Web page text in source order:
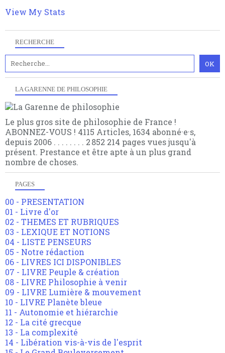
RECHERCHE
LA GARENNE DE PHILOSOPHIE
Le plus gros site de philosophie de France !
ABONNEZ-VOUS ! 4115 Articles, 1634 abonné·e·s,
depuis 2006 . . . . . . . . 2 852 214 pages vues jusqu'à
présent. Prestance et être apte à un plus grand
nombre de choses.
PAGES
00 - PRESENTATION
01 - Livre d'or
02 - THEMES ET RUBRIQUES
03 - LEXIQUE ET NOTIONS
04 - LISTE PENSEURS
05 - Notre rédaction
06 - LIVRES ICI DISPONIBLES
07 - LIVRE Peuple & création
08 - LIVRE Philosophie à venir
09 - LIVRE Lumière & mouvement
10 - LIVRE Planète bleue
11 - Autonomie et hiérarchie
12 - La cité grecque
13 - La complexité
14 - Libération vis-à-vis de l'esprit
multiples facteurs et échelles. Ce site contient des
articles pour être apte à un plus grand nombre de
View My Stats